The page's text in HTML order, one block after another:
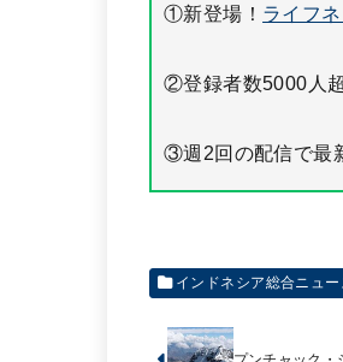
①新登場！ ライフ
②登録者数5000人超
③週2回の配信で最
インドネシア総合ニュー